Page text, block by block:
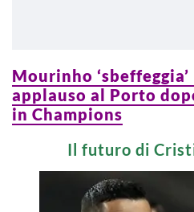
Mourinho
applauso al Porto
in Champions
Il futuro di